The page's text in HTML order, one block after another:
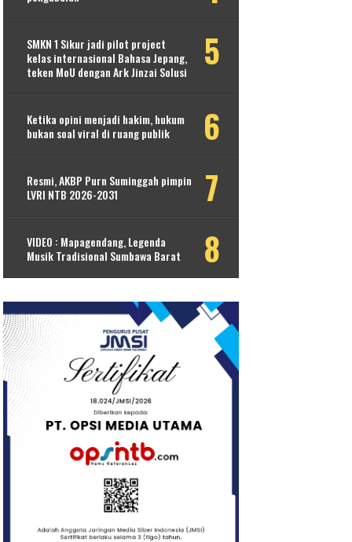
SMKN 1 Sikur jadi pilot project
kelas internasional Bahasa Jepang,
teken MoU dengan Ark Jinzai Solusi
Ketika opini menjadi hakim, hukum
bukan soal viral di ruang publik
Resmi, AKBP Purn Suminggah pimpin
LVRI NTB 2026-2031
VIDEO : Mapagendang, Legenda
Musik Tradisional Sumbawa Barat